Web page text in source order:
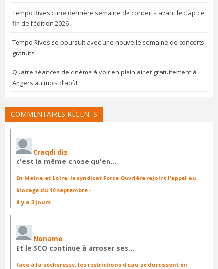
Tempo Rives : une dernière semaine de concerts avant le clap de
fin de l’édition 2026
Tempo Rives se poursuit avec une nouvelle semaine de concerts
gratuits
Quatre séances de cinéma à voir en plein air et gratuitement à
Angers au mois d’août
COMMENTAIRES RÉCENTS
Craqdi dis
c'est la même chose qu'en…
En Maine-et-Loire, le syndicat Force Ouvrière rejoint l’appel au
blocage du 10 septembre ·
il y a 3 jours
Noname
Et le SCO continue à arroser ses…
Face à la sécheresse, les restrictions d’eau se durcissent en